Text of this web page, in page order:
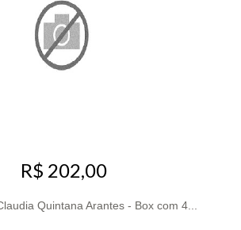
R$ 202,00
Quintana Arantes - Box com 4...